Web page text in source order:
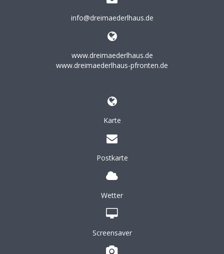
info@dreimaederlhaus.de
www.dreimaederlhaus.de
www.dreimaederlhaus-pfronten.de
Karte
Postkarte
Wetter
Screensaver